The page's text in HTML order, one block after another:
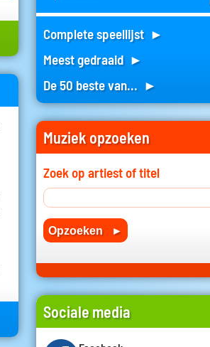
Complete speellijst ►
Meest gedraaid ►
De 50 beste van... ►
Muziek opzoeken
Zoek op artiest of titel
Sociale media